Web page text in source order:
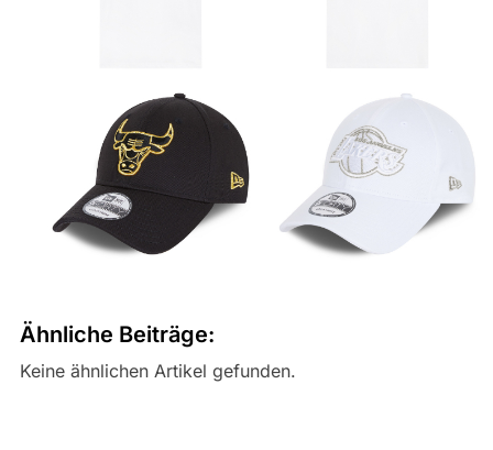
Ähnliche Beiträge:
Keine ähnlichen Artikel gefunden.